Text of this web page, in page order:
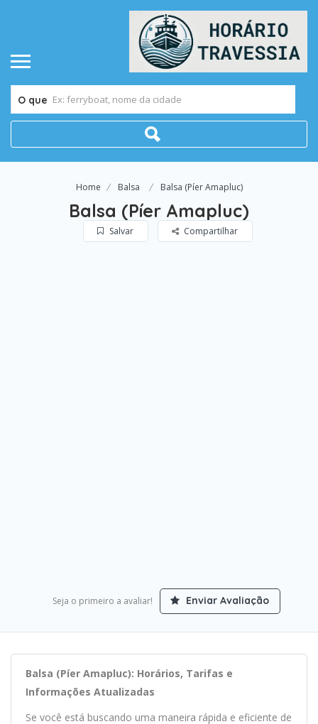
O que
Home Balsa Balsa (Píer Amapluc)
Balsa (Píer Amapluc)
Salvar Compartilhar
Seja o primeiro a avaliar! Enviar Avaliação
Balsa (Píer Amapluc): Horários, Tarifas e
Informações Atualizadas
Se você está buscando uma maneira rápida e eficiente de